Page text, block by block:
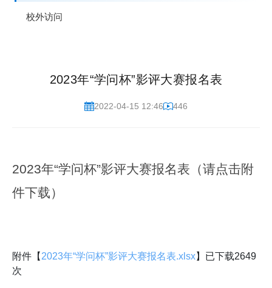
校外访问
2023年“学问杯”影评大赛报名表
2022-04-15 12:46 446
2023年“学问杯”影评大赛报名表（请点击附
件下载）
附件【 2023年“学问杯”影评大赛报名表.xlsx】已下载2649
次